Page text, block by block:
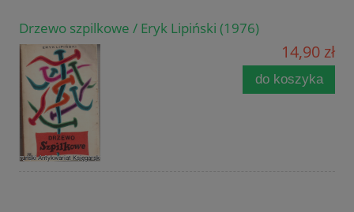
Drzewo szpilkowe / Eryk Lipiński (1976)
14,90 zł
do koszyka